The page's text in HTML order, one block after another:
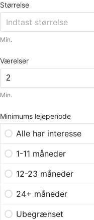
Størrelse
Min.
Værelser
Min.
Minimums lejeperiode
Alle har interesse
1-11 måneder
12-23 måneder
24+ måneder
Ubegrænset